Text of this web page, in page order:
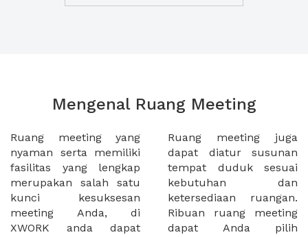
Mengenal Ruang Meeting
Ruang meeting yang
nyaman serta memiliki
fasilitas yang lengkap
merupakan salah satu
kunci kesuksesan
meeting Anda, di
XWORK anda dapat
Ruang meeting juga
dapat diatur susunan
tempat duduk sesuai
kebutuhan dan
ketersediaan ruangan.
Ribuan ruang meeting
dapat Anda pilih